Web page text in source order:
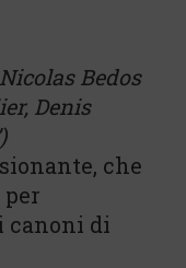
Bedos
Denis
che
canoni di